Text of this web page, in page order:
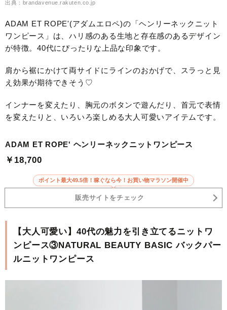
出典：brandavenue.rakuten.co.jp
ADAM ET ROPE'(アダムエロペ)の「ヘンリーネックニット
ワンピース」は、ハリ感のある生地と存在感のあるデザイン
が特徴。40代にぴったりな上品な印象です。
肩から裾にかけて両サイドにラインのおかげで、スラっと見
え効果が期待できそう♡
インナーを変えたり、胸元のボタンで遊んだり、首元で表情
を変えたりと、いろいろ楽しめる大人可愛いアイテムです。
ADAM ET ROPE' ヘンリーネックニットワンピース
￥18,700
ポイント最大49.5倍！稼ぐなら今！お買い物マラソン開催中
販売サイトをチェック
【大人可愛い】40代の魅力を引き立てるニットワ
ンピース③NATURAL BEAUTY BASIC バックパー
ルニットワンピース